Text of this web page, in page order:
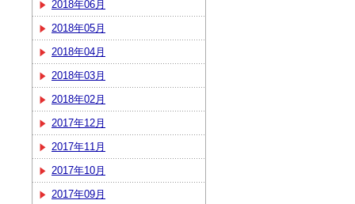
2018年06月
2018年05月
2018年04月
2018年03月
2018年02月
2017年12月
2017年11月
2017年10月
2017年09月